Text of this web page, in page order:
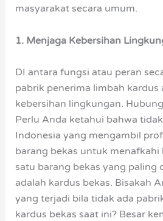
masyarakat secara umum.
1. Menjaga Kebersihan
DI antara fungsi atau peran
pabrik penerima limbah kardus
kebersihan lingkungan.
Perlu Anda ketahui bahwa
Indonesia yang mengambil
barang bekas untuk menafkahi
satu barang bekas yang paling
adalah kardus bekas. Bisakah
yang terjadi bila tidak ada
kardus bekas saat ini? Besar